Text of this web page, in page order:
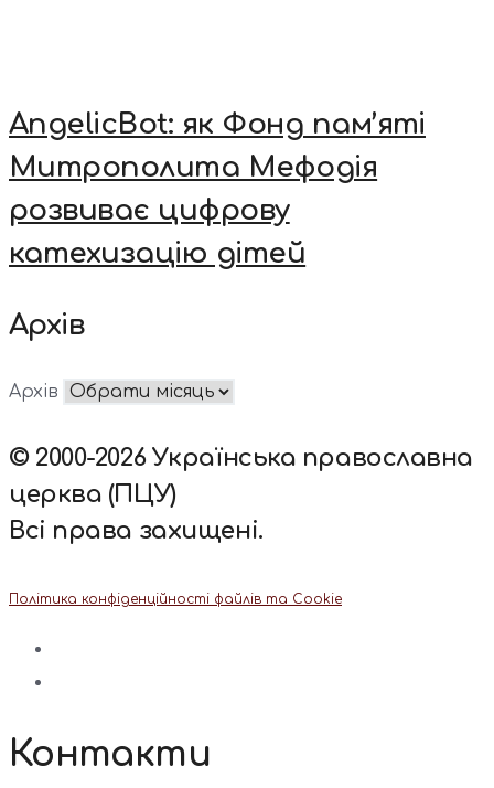
AngelicBot: як Фонд пам’яті
Митрополита Мефодія
розвиває цифрову
катехизацію дітей
Архів
Архів
© 2000-2026 Українська православна
церква (ПЦУ)
Всі права захищені.
Політика конфіденційності файлів та Cookie
Контакти